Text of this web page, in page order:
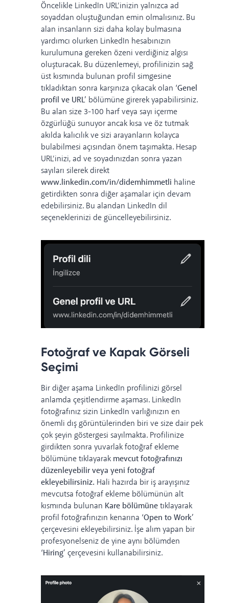
Öncelikle LinkedIn URL’inizin yalnızca ad
soyaddan oluştuğundan emin olmalısınız. Bu
alan insanların sizi daha kolay bulmasına
yardımcı olurken LinkedIn hesabınızın
kurulumuna gereken özeni verdiğiniz algısı
oluşturacak. Bu düzenlemeyi, profilinizin sağ
üst kısmında bulunan profil simgesine
tıkladıktan sonra karşınıza çıkacak olan ‘Genel
profil ve URL’ bölümüne girerek yapabilirsiniz.
Bu alan size 3-100 harf veya sayı içerme
özgürlüğü sunuyor ancak kısa ve öz tutmak
akılda kalıcılık ve sizi arayanların kolayca
bulabilmesi açısından önem taşımakta. Hesap
URL’inizi, ad ve soyadınızdan sonra yazan
sayıları silerek direkt
www.linkedin.com/in/didemhimmetli haline
getirdikten sonra diğer aşamalar için devam
edebilirsiniz. Bu alandan LinkedIn dil
seçeneklerinizi de güncelleyebilirsiniz.
Fotoğraf ve Kapak Görseli
Seçimi
Bir diğer aşama LinkedIn profilinizi görsel
anlamda çeşitlendirme aşaması. LinkedIn
fotoğrafınız sizin LinkedIn varlığınızın en
önemli dış görüntülerinden biri ve size dair pek
çok şeyin göstergesi sayılmakta. Profilinize
girdikten sonra yuvarlak fotoğraf ekleme
bölümüne tıklayarak mevcut fotoğrafınızı
düzenleyebilir veya yeni fotoğraf
ekleyebilirsiniz. Hali hazırda bir iş arayışınız
mevcutsa fotoğraf ekleme bölümünün alt
kısmında bulunan Kare bölümünetıklayarak
profil fotoğrafınızın kenarına ‘Open to Work’
çerçevesini ekleyebilirsiniz. İşe alım yapan bir
profesyonelseniz de yine aynı bölümden
‘Hiring’ çerçevesini kullanabilirsiniz.